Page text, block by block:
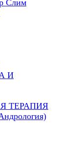
Слим
И
ТЕРАПИЯ